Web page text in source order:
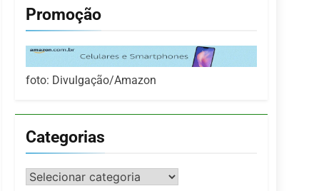
Promoção
foto: Divulgação/Amazon
Categorias
Categorias